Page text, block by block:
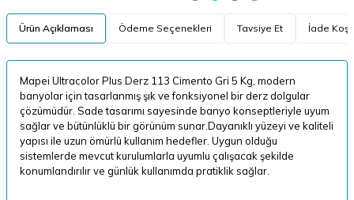
Ürün Açıklaması Ödeme Seçenekleri Tavsiye Et İade
Mapei Ultracolor Plus Derz 113 Cimento Gri 5 Kg, modern
banyolar için tasarlanmış şık ve fonksiyonel bir derz dolgular
çözümüdür. Sade tasarımı sayesinde banyo konseptleriyle uyum
sağlar ve bütünlüklü bir görünüm sunar.Dayanıklı yüzeyi ve kaliteli
yapısı ile uzun ömürlü kullanım hedefler. Uygun olduğu
sistemlerde mevcut kurulumlarla uyumlu çalışacak şekilde
konumlandırılır ve günlük kullanımda pratiklik sağlar.